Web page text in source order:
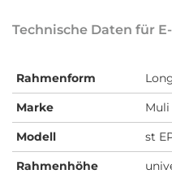
Technische Daten für
Rahmenform
Marke
Muli
Modell
st
Rahmenhöhe